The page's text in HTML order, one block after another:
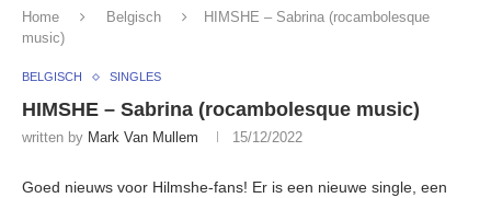
Home Belgisch
HIMSHE – Sabrina (rocambolesque
music)
BELGISCH SINGLES
HIMSHE – Sabrina (rocambolesque music)
written by Mark Van Mullem 15/12/2022
Goed nieuws voor Hilmshe-fans! Er is een nieuwe single, een